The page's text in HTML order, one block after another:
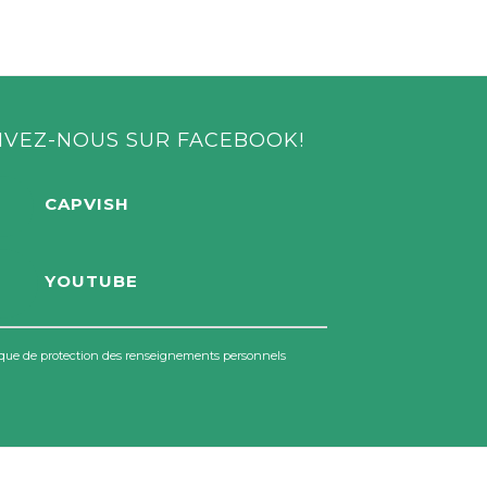
NOUS SUR FACEBOOK!
CAPVISH
YOUTUBE
de protection des renseignements personnels